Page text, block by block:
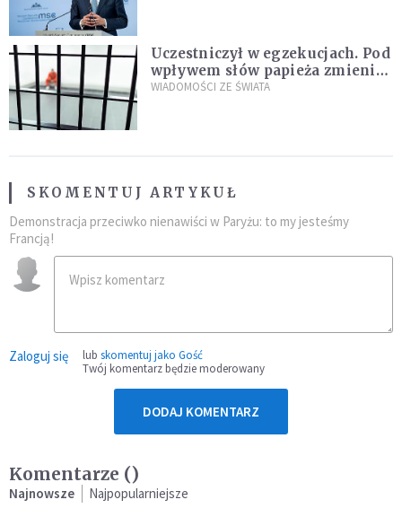
Uczestniczył w egzekucjach. Pod
wpływem słów papieża zmienił
zdanie
WIADOMOŚCI ZE ŚWIATA
SKOMENTUJ ARTYKUŁ
Demonstracja przeciwko nienawiści w Paryżu: to my jesteśmy
Francją!
Zaloguj się lub skomentuj jako Gość
Twój komentarz będzie moderowany
DODAJ KOMENTARZ
Komentarze ()
Najnowsze Najpopularniejsze